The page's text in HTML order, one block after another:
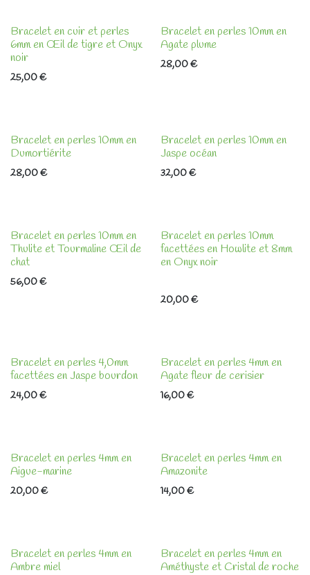
Bracelet en cuir et perles
6mm en Œil de tigre et Onyx
noir
25,00€
Bracelet en perles 10mm en
Agate plume
28,00€
Bracelet en perles 10mm en
Dumortiérite
28,00€
Bracelet en perles 10mm en
Jaspe océan
32,00€
Bracelet en perles 10mm en
Thulite et Tourmaline Œil de
chat
56,00€
Bracelet en perles 10mm
facettées en Howlite et 8mm
en Onyx noir
20,00€
Bracelet en perles 4,0mm
facettées en Jaspe bourdon
24,00€
Bracelet en perles 4mm en
Agate fleur de cerisier
16,00€
Bracelet en perles 4mm en
Aigue-marine
20,00€
Bracelet en perles 4mm en
Amazonite
14,00€
Bracelet en perles 4mm en
Ambre miel
Bracelet en perles 4mm en
Améthyste et Cristal de roche